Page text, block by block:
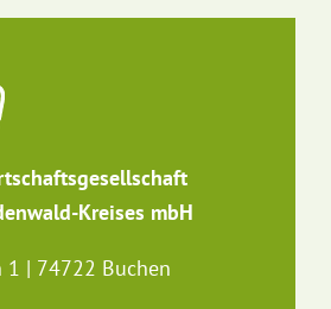
Kreises mbH
1 | 74722 Buchen